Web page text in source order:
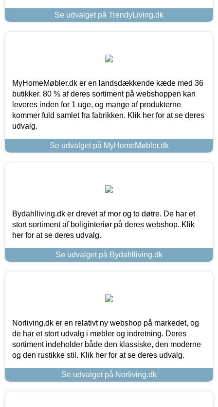
Se udvalget på TrendyLiving.dk
MyHomeMøbler.dk er en landsdækkende kæde med 36
butikker. 80 % af deres sortiment på webshoppen kan
leveres inden for 1 uge, og mange af produkterne
kommer fuld samlet fra fabrikken. Klik her for at se deres
udvalg.
Se udvalget på MyHomeMøbler.dk
Bydahlliving.dk er drevet af mor og to døtre. De har et
stort sortiment af boliginteriør på deres webshop. Klik
her for at se deres udvalg.
Se udvalget på Bydahlliving.dk
Norliving.dk er en relativt ny webshop på markedet, og
de har et stort udvalg i møbler og indretning. Deres
sortiment indeholder både den klassiske, den moderne
og den rustikke stil. Klik her for at se deres udvalg.
Se udvalget på Norliving.dk